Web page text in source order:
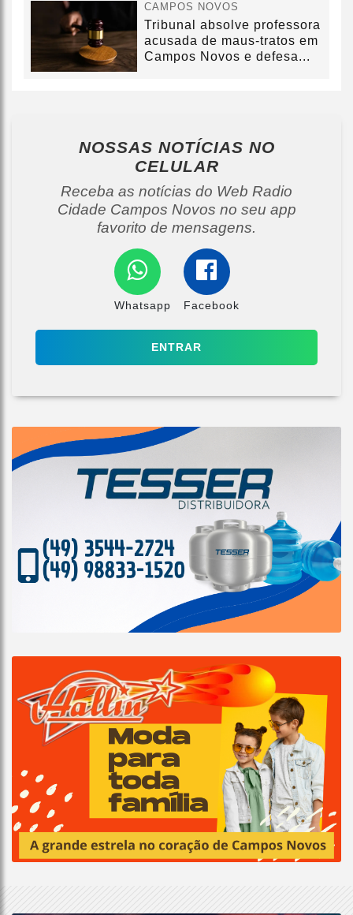
CAMPOS NOVOS
Tribunal absolve professora
acusada de maus-tratos em
Campos Novos e defesa...
NOSSAS NOTÍCIAS NO
CELULAR
Receba as notícias do Web Radio
Cidade Campos Novos no seu app
favorito de mensagens.
Whatsapp Facebook
ENTRAR